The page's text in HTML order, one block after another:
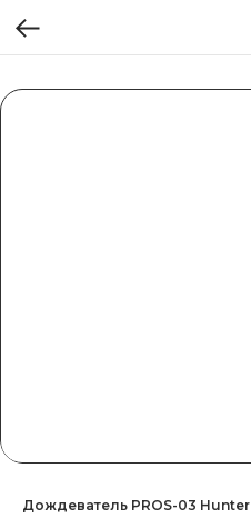
Дождеватель PROS-03 Hunter